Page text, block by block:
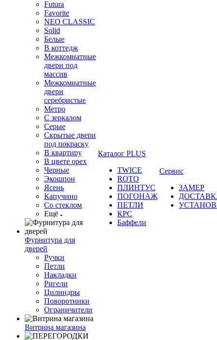
Futura
Favorite
NEO CLASSIC
Solid
Белые
В коттедж
Межкомнатные
двери под
массив
Межкомнатные
двери
серебристые
Метро
С зеркалом
Серые
Скрытые двери
под покраску
В квартиру
В цвете орех
Черные
Экошпон
Ясень
Капучино
Со стеклом
Ещё
Фурнитура для
дверей
Ручки
Петли
Накладки
Ригели
Цилиндры
Поворотники
Ограничители
Витрина магазина
Каталог PLUS
TWICE
ROTO
ПЛИНТУС
ПОГОНАЖ
ПЕТЛИ
КРС
Баффели
Сервис
ЗАМЕР